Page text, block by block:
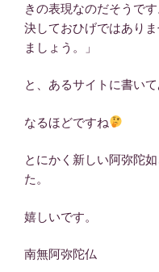
きの表現なのだそうです
決しておひげではあり
ましょう。」
と、あるサイトに書いて
なるほどですね
とにかく新しい阿弥陀
た。
嬉しいです。
南無阿弥陀仏